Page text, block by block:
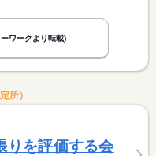
ワークより転載)
所）
を評価する会